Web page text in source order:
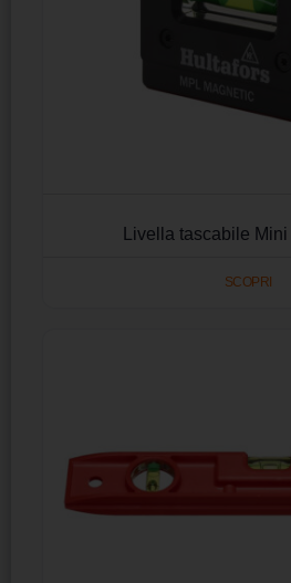
Livella tascabile
SCOPRI